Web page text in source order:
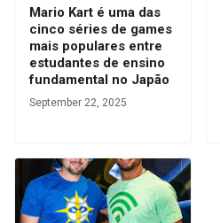
Mario Kart é uma das
cinco séries de games
mais populares entre
estudantes de ensino
fundamental no Japão
September 22, 2025